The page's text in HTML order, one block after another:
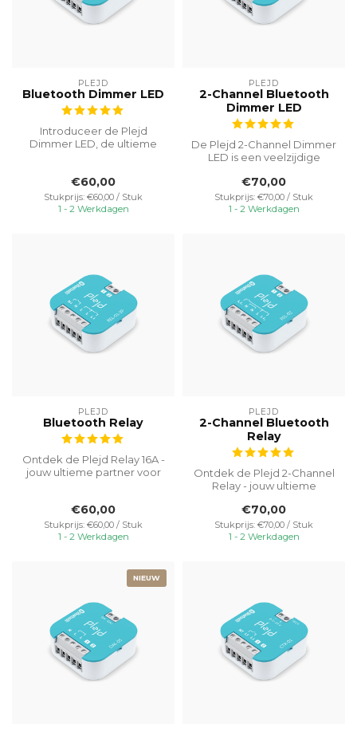
PLEJD
Bluetooth Dimmer LED
Introduceer de Plejd
Dimmer LED, de ultieme
€60,00
Stukprijs: €60,00 / Stuk
1 - 2 Werkdagen
PLEJD
2-Channel Bluetooth
Dimmer LED
De Plejd 2-Channel Dimmer
LED is een veelzijdige
van ...
€70,00
Stukprijs: €70,00 / Stuk
1 - 2 Werkdagen
PLEJD
Bluetooth Relay
Ontdek de Plejd Relay 16A -
jouw ultieme partner voor
€60,00
Stukprijs: €60,00 / Stuk
1 - 2 Werkdagen
PLEJD
2-Channel Bluetooth
Relay
Ontdek de Plejd 2-Channel
Relay - jouw ultieme
geavanceerde verli...
€70,00
Stukprijs: €70,00 / Stuk
1 - 2 Werkdagen
NIEUW